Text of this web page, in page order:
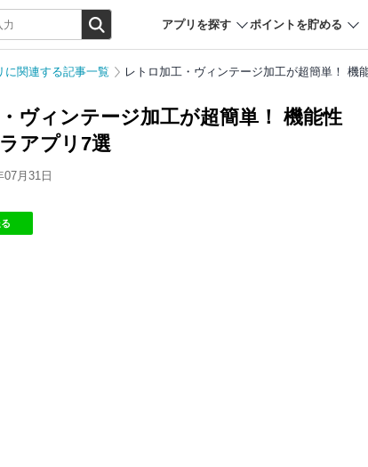
アプリを探す ポイントを貯める
に関連する記事一覧 レトロ加工・ヴィンテージ加工が超簡単！ 機
ヴィンテージ加工が超簡単！ 機能性
アプリ7選
月31日